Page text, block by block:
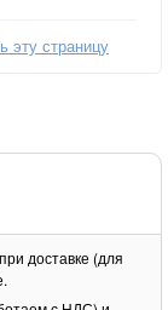
эту страницу
доставке (для